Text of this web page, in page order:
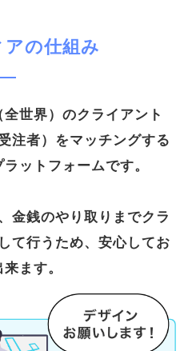
の仕組み
世界）のクライアント
注者）をマッチングする
ットフォームです。
⾦銭のやり取りまでクラ
て⾏うため、安⼼してお
ます。